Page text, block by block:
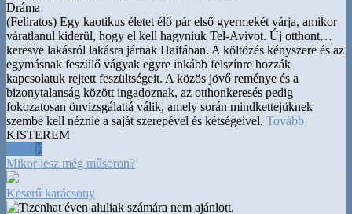
Dráma
(Feliratos) Egy kaotikus életet élő pár első gyermekét várja, amikor
váratlanul kiderül, hogy el kell hagyniuk Tel-Avivot. Új otthont…
keresve lakásról lakásra járnak Haifában. A költözés kényszere és az
egymásnak feszülő vágyak egyre inkább felszínre hozzák
kapcsolatuk rejtett feszültségeit. A közös jövő reménye és a
bizonytalanság között ingadoznak, az otthonkeresés pedig
fokozatosan önvizsgálattá válik, amely során mindkettejüknek
szembe kell néznie a saját szerepével és kétségeivel. Tovább
KISTEREM
F
Mikor lesz még műsoron?
Keserű karácsony